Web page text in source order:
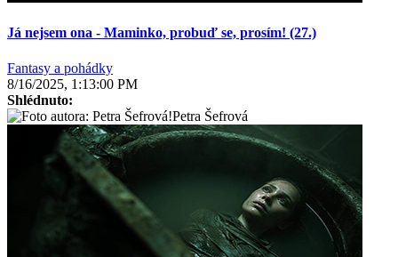
Já nejsem ona - Maminko, probuď se, prosím! (27.)
Fantasy a pohádky
8/16/2025, 1:13:00 PM
Shlédnuto:
Petra Šefrová